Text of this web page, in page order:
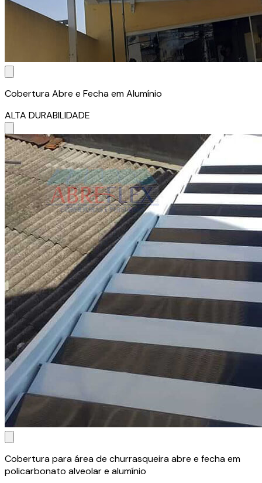
Cobertura Abre e Fecha em Alumínio
ALTA DURABILIDADE
Cobertura para área de churrasqueira abre e fecha em
policarbonato alveolar e alumínio